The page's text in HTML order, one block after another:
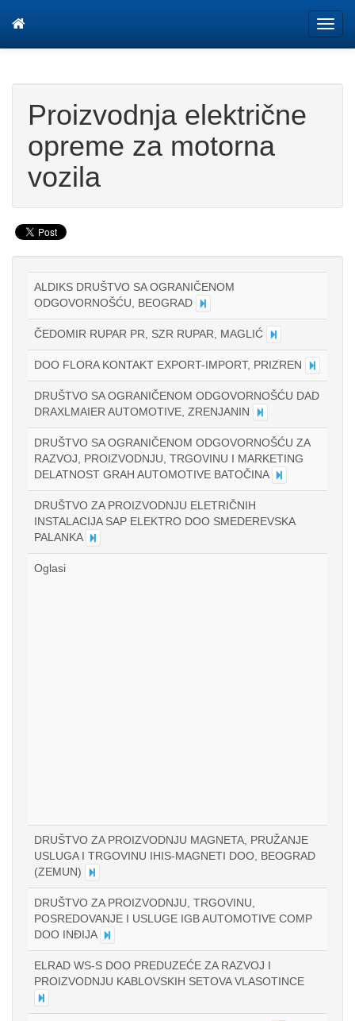
Proizvodnja električne
opreme za motorna
vozila
ALDIKS DRUŠTVO SA OGRANIČENOM
ODGOVORNOŠĆU, BEOGRAD
ČEDOMIR RUPAR PR, SZR RUPAR, MAGLIĆ
DOO FLORA KONTAKT EXPORT-IMPORT, PRIZREN
DRUŠTVO SA OGRANIČENOM ODGOVORNOŠĆU DAD
DRAXLMAIER AUTOMOTIVE, ZRENJANIN
DRUŠTVO SA OGRANIČENOM ODGOVORNOŠĆU ZA
RAZVOJ, PROIZVODNJU, TRGOVINU I MARKETING
DELATNOST GRAH AUTOMOTIVE BATOČINA
DRUŠTVO ZA PROIZVODNJU ELETRIČNIH
INSTALACIJA SAP ELEKTRO DOO SMEDEREVSKA
PALANKA
Oglasi
DRUŠTVO ZA PROIZVODNJU MAGNETA, PRUŽANJE
USLUGA I TRGOVINU IHIS-MAGNETI DOO, BEOGRAD
(ZEMUN)
DRUŠTVO ZA PROIZVODNJU, TRGOVINU,
POSREDOVANJE I USLUGE IGB AUTOMOTIVE COMP
DOO INĐIJA
ELRAD WS-S DOO PREDUZEĆE ZA RAZVOJ I
PROIZVODNJU KABLOVSKIH SETOVA VLASOTINCE